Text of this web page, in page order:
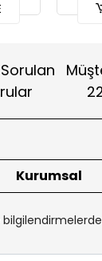
Sorulan
Kurumsal